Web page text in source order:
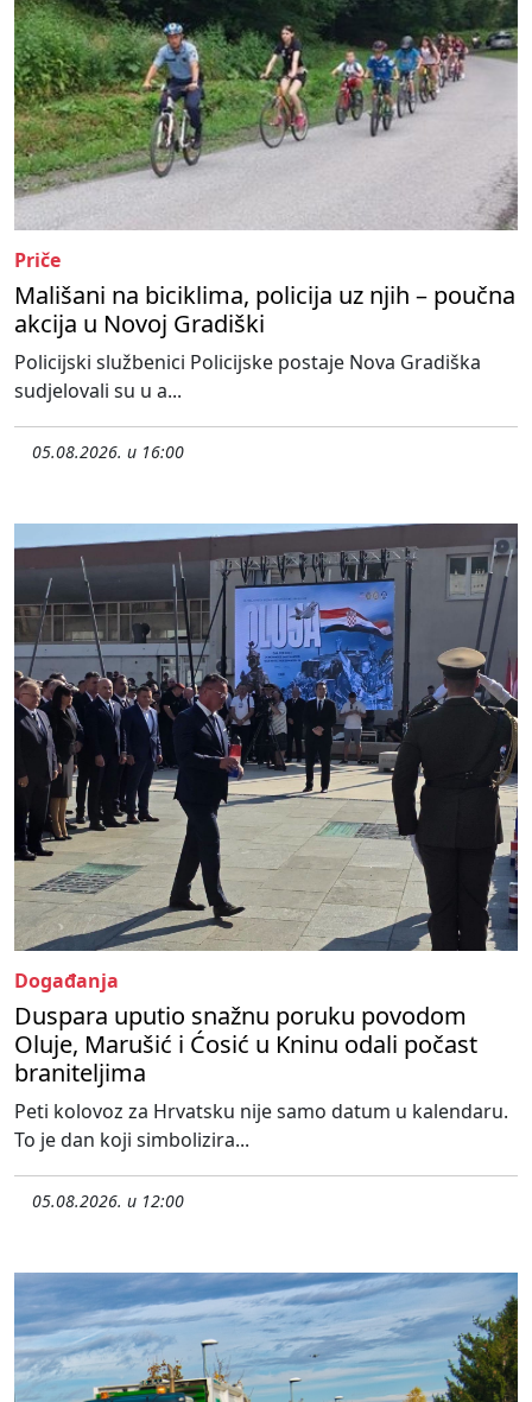
Priče
Mališani na biciklima, policija uz njih – poučna
akcija u Novoj Gradiški
Policijski službenici Policijske postaje Nova Gradiška
sudjelovali su u a...
05.08.2026. u 16:00
Događanja
Duspara uputio snažnu poruku povodom
Oluje, Marušić i Ćosić u Kninu odali počast
braniteljima
Peti kolovoz za Hrvatsku nije samo datum u kalendaru.
To je dan koji simbolizira...
05.08.2026. u 12:00